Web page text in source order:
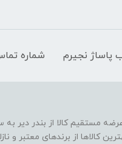
پاساژ نجیرم شماره
در سال ۱۴۰۰ در راستا عرضه مستقیم کالا
کالاها از برندهای معتبر و